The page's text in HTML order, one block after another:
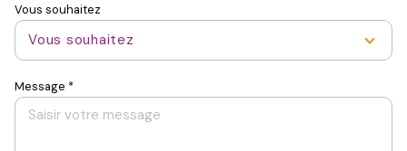
Bains
Bains
Bains
Bains
Vous souhaitez
Vous souhaitez
Message *